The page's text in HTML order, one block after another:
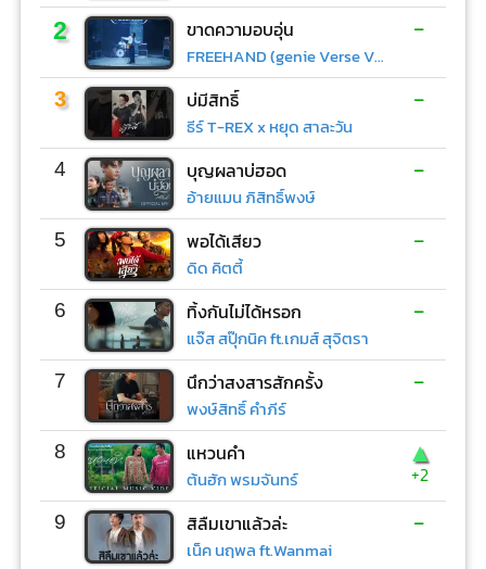
2 ขาดความอบอุ่น
FREEHAND (genie Verse Vol.1)
-
3 บ่มีสิทธิ์
ธีร์ T-REX x หยุด สาละวัน
-
4 บุญผลาบ่ฮอด
อ้ายแมน ภิสิทธิ์พงษ์
-
5 พอได้เสียว
ดิด คิตตี้
-
6 ทิ้งกันไม่ได้หรอก
แจ๊ส สปุ๊กนิค ft.เกมส์ สุจิตรา
-
7 นึกว่าสงสารสักครั้ง
พงษ์สิทธิ์ คำภีร์
-
8 แหวนคำ
ต้นฮัก พรมจันทร์
▲
+2
9 สิลืมเขาแล้วล่ะ
เน็ค นฤพล ft.Wanmai
-